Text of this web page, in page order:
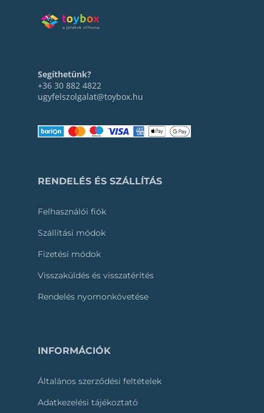
Segíthetünk?
+36 30 882 4822
ugyfelszolgalat@toybox.hu
RENDELÉS ÉS SZÁLLÍTÁS
Felhasználói fiók
Szállítási módok
Fizetési módok
Visszaküldés és visszatérítés
Rendelés nyomonkövetése
INFORMÁCIÓK
Általános szerződési feltételek
Adatkezelési tájékoztató